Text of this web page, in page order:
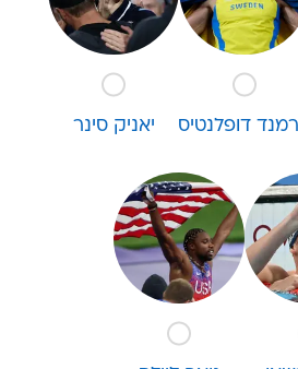
דופלנטיס יאניק סינר